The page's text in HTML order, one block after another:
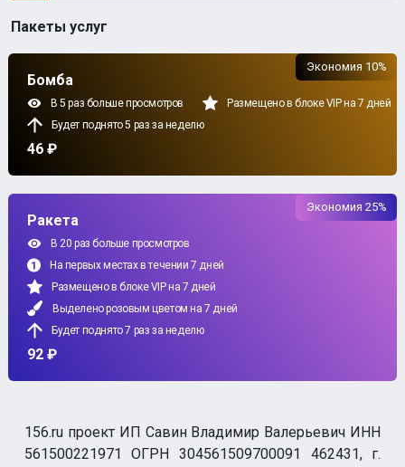
Пакеты услуг
Бомба
В 5 раз больше просмотров
Размещено в блоке VIP на 7 дней
Будет поднято 5 раз за неделю
46 ₽
Экономия 10%
Ракета
В 20 раз больше просмотров
На первых местах в течении 7 дней
Размещено в блоке VIP на 7 дней
Выделено розовым цветом на 7 дней
Будет поднято 7 раз за неделю
92 ₽
Экономия 25%
156.ru проект ИП Савин Владимир Валерьевич ИНН
561500221971 ОГРН 304561509700091 462431, г.